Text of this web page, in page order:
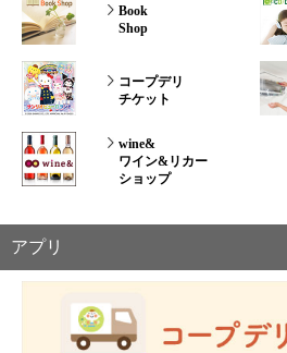
Book
Shop
コープデリ
チケット
wine&
ワイン&リカー
ショップ
アプリ